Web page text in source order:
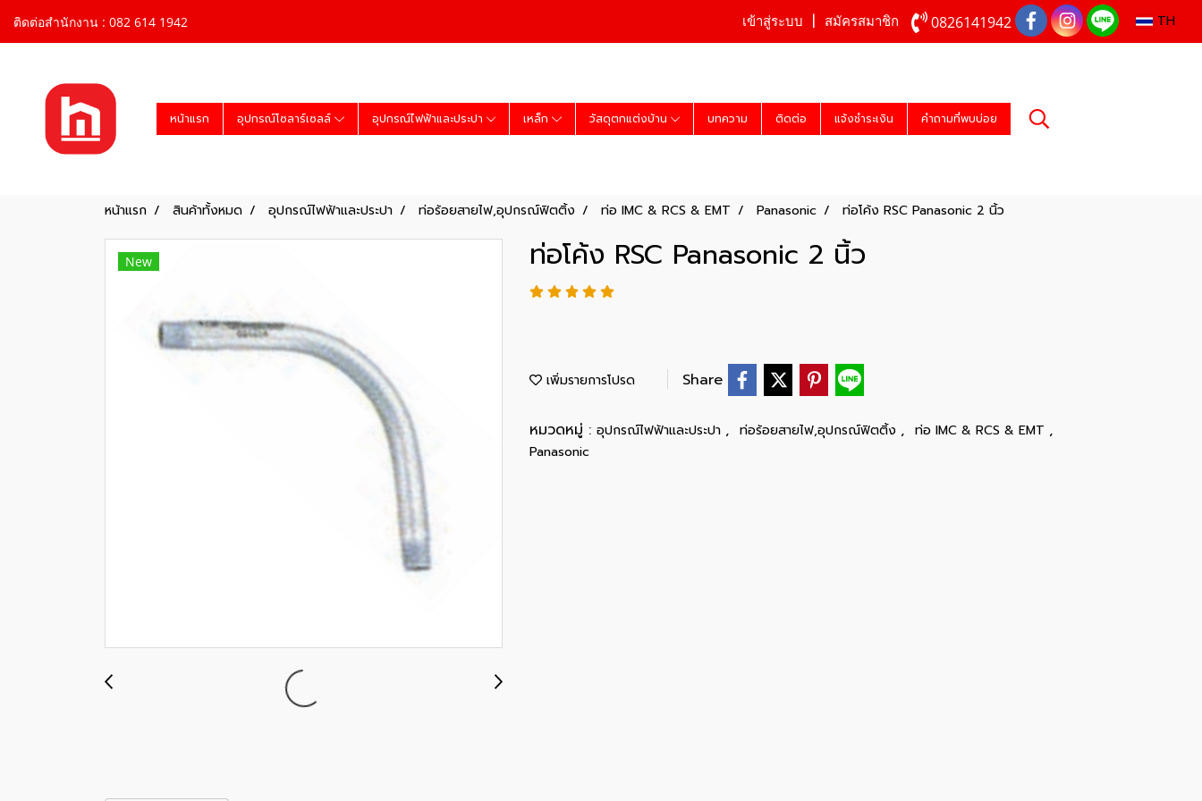
ติดต่อสำนักงาน : 082 614 1942 เข้าสู่ระบบ สมัครสมาชิก 0826141942 TH
หน้าแรก อุปกรณ์โซลาร์เซลล์ อุปกรณ์ไฟฟ้าและประปา เหล็ก วัสดุตกแต่งบ้าน บทความ ติดต่อ แจ้งชำระเงิน คำถามที่พบบ่อย
หน้าแรก สินค้าทั้งหมด อุปกรณ์ไฟฟ้าและประปา ท่อร้อยสายไฟ,อุปกรณ์ฟิตติ้ง ท่อ IMC & RCS & EMT Panasonic ท่อโค้ง RSC Panasonic 2 นิ้ว
New ท่อโค้ง RSC Panasonic 2 นิ้ว
เพิ่มรายการโปรด Share
หมวดหมู่ : อุปกรณ์ไฟฟ้าและประปา , ท่อร้อยสายไฟ,อุปกรณ์ฟิตติ้ง , ท่อ IMC & RCS & EMT ,
Panasonic